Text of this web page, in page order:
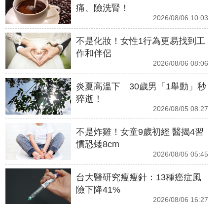
痛、險洗腎！
2026/08/06 10:03
不是化妝！女性1行為更易找到工
作和伴侶
2026/08/06 08:06
炎夏高溫下 30歲男「1舉動」秒
猝逝！
2026/08/05 08:27
不是炸雞！女童9歲初經 醫揭4習
慣恐矮8cm
2026/08/05 05:45
台大醫研究瘦瘦針：13種癌症風
險下降41%
2026/08/06 16:27